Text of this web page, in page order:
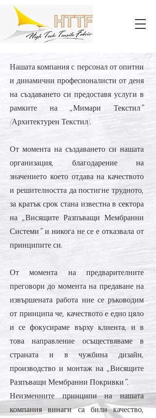
Нашата компания с персонал от опитни
и динамични професионалисти от деня
на създаването си предоставя услуги в
рамките на „Мимари Текстил”
(Архитектурен Текстил).
От момента на създаването си нашата
организация, благодарение на
значението което отдава на качеството
и решителността да постигне трудното,
за кратък срок стана известна в сектора
на „Висящите Разпъващи Мембранни
Системи” и никога не се е отказвала от
принципите си.
От момента на предварителните
преговори до момента на предаване на
извършената работа ние се ръководим
от принципа че, качеството е едно цяло
и се фокусираме върху клиента, и в
това направление осъществяваме в
страната и в чужбина дизайн,
производство и монтаж на „Висящите
Разпъващи Мембранни Покривки”.
Неизменните принципи на нашата
компания винаги са били качество,